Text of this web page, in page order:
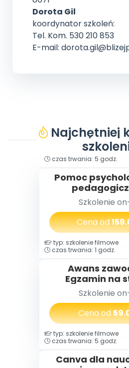
Dorota Gil
koordynator szkoleń:
Tel. Kom. 530 210 853
E-mail:
Najchętniej
typ: szkolenie filmowe
czas trwania: 5 godz.
Pomoc
Szkolenie
Cena od
typ: szkolenie filmowe
czas trwania: 1 godz.
Awans
Egzamin na
mianowanego
Szkolenie
Cena od
typ: szkolenie filmowe
czas trwania: 5 godz.
Canva dla